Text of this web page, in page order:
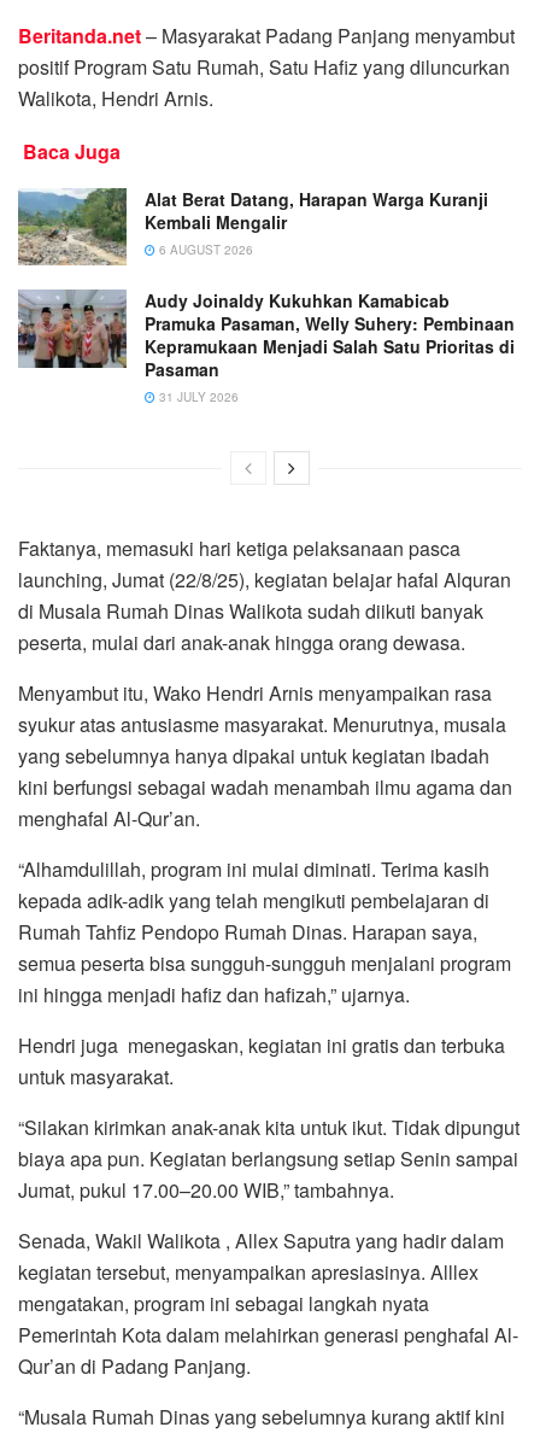
Beritanda.net– Masyarakat Padang Panjang menyambut
positif Program Satu Rumah, Satu Hafiz yang diluncurkan
Walikota, Hendri Arnis.
Baca Juga
Alat Berat Datang, Harapan Warga Kuranji
Kembali Mengalir
6 AUGUST 2026
Audy Joinaldy Kukuhkan Kamabicab
Pramuka Pasaman, Welly Suhery: Pembinaan
Kepramukaan Menjadi Salah Satu Prioritas di
Pasaman
31 JULY 2026
Faktanya, memasuki hari ketiga pelaksanaan pasca
launching, Jumat (22/8/25), kegiatan belajar hafal Alquran
di Musala Rumah Dinas Walikota sudah diikuti banyak
peserta, mulai dari anak-anak hingga orang dewasa.
Menyambut itu, Wako Hendri Arnis menyampaikan rasa
syukur atas antusiasme masyarakat. Menurutnya, musala
yang sebelumnya hanya dipakai untuk kegiatan ibadah
kini berfungsi sebagai wadah menambah ilmu agama dan
menghafal Al-Qur’an.
“Alhamdulillah, program ini mulai diminati. Terima kasih
kepada adik-adik yang telah mengikuti pembelajaran di
Rumah Tahfiz Pendopo Rumah Dinas. Harapan saya,
semua peserta bisa sungguh-sungguh menjalani program
ini hingga menjadi hafiz dan hafizah,” ujarnya.
Hendri juga menegaskan, kegiatan ini gratis dan terbuka
untuk masyarakat.
“Silakan kirimkan anak-anak kita untuk ikut. Tidak dipungut
biaya apa pun. Kegiatan berlangsung setiap Senin sampai
Jumat, pukul 17.00–20.00 WIB,” tambahnya.
Senada, Wakil Walikota , Allex Saputra yang hadir dalam
kegiatan tersebut, menyampaikan apresiasinya. Alllex
mengatakan, program ini sebagai langkah nyata
Pemerintah Kota dalam melahirkan generasi penghafal Al-
Qur’an di Padang Panjang.
“Musala Rumah Dinas yang sebelumnya kurang aktif kini